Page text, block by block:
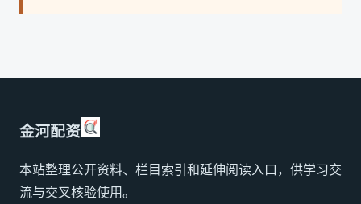
金河配资
本站整理公开资料、栏目索引和延伸阅读入口，供学习交
流与交叉核验使用。